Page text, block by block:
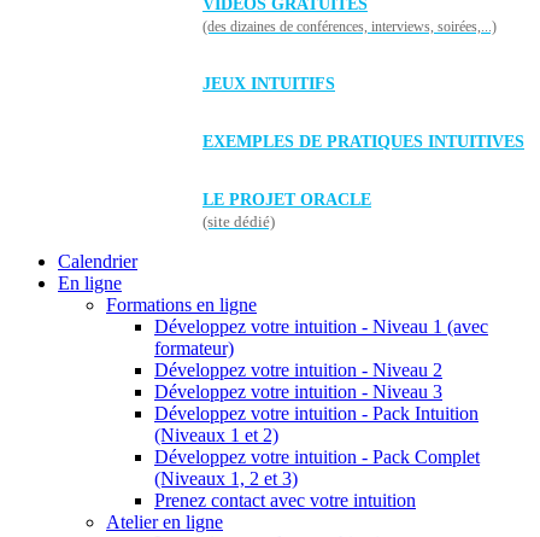
VIDÉOS GRATUITES
(des dizaines de conférences, interviews, soirées,...)
JEUX INTUITIFS
EXEMPLES DE PRATIQUES INTUITIVES
LE PROJET ORACLE
(site dédié)
Calendrier
En ligne
Formations en ligne
Développez votre intuition - Niveau 1 (avec
formateur)
Développez votre intuition - Niveau 2
Développez votre intuition - Niveau 3
Développez votre intuition - Pack Intuition
(Niveaux 1 et 2)
Développez votre intuition - Pack Complet
(Niveaux 1, 2 et 3)
Prenez contact avec votre intuition
Atelier en ligne